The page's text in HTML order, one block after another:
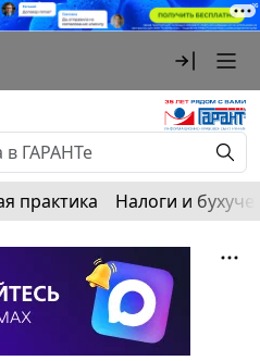
практика Налоги и